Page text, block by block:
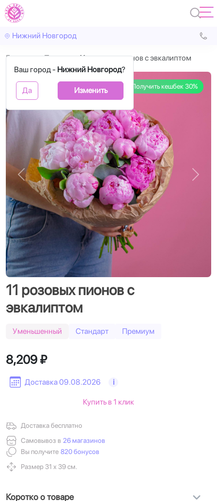
Нижний Новгород
Ваш город - Нижний Новгород?
Да Изменить
Главная Пионы 11 розовых пионов с эвкалиптом
Получить кешбек 30%
Назад
11 розовых пионов с
эвкалиптом
Уменьшенный Стандарт Премиум
Доставка 09.08.2026 i
8,209 ₽
Доставка бесплатно
Самовывоз в 26 магазинов
Вы получите 820 бонусов
Размер 31 х 39 см.
Купить в 1 клик
Коротко о товаре